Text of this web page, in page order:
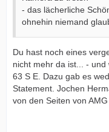
- das lächerliche
ohnehin niemand
Du hast noch eines
nicht mehr da ist... -
63 S E. Dazu gab es
Statement. Jochen
von den Seiten von